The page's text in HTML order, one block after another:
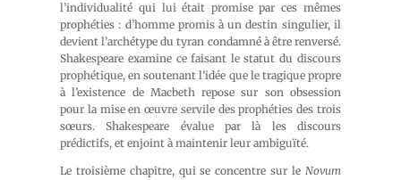
l’individualité qui lui était promise par ces mêmes
prophéties : d’homme promis à un destin singulier, il
devient l’archétype du tyran condamné à être renversé.
Shakespeare examine ce faisant le statut du discours
prophétique, en soutenant l’idée que le tragique propre
à l’existence de Macbeth repose sur son obsession
pour la mise en œuvre servile des prophéties des trois
sœurs. Shakespeare évalue par là les discours
prédictifs, et enjoint à maintenir leur ambiguïté.
Le troisième chapitre, qui se concentre sur le Novum